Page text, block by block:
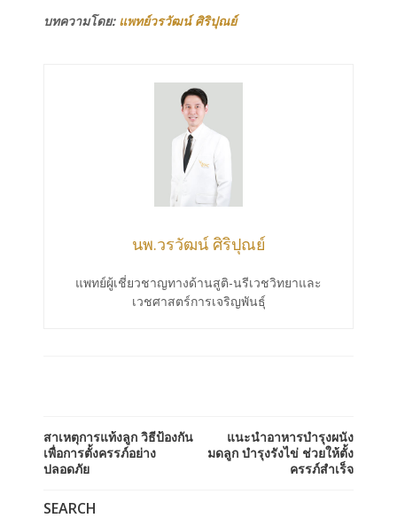
บทความโดย: แพทย์วรวัฒน์ ศิริปุณย์
นพ.วรวัฒน์ ศิริปุณย์
แพทย์ผู้เชี่ยวชาญทางด้านสูติ-นรีเวชวิทยาและ
เวชศาสตร์การเจริญพันธุ์
สาเหตุการแท้งลูก วิธีป้องกัน
เพื่อการตั้งครรภ์อย่าง
ปลอดภัย
แนะนำอาหารบำรุงผนัง
มดลูก บำรุงรังไข่ ช่วยให้ตั้ง
ครรภ์สำเร็จ
SEARCH